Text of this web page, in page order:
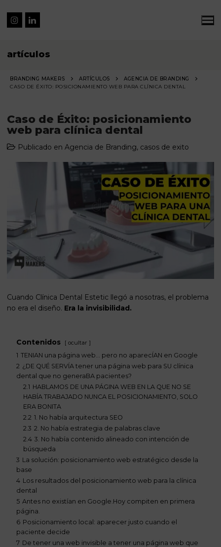
artículos
BRANDING MAKERS ARTÍCULOS
AGENCIA DE BRANDING
CASO DE ÉXITO: POSICIONAMIENTO WEB PARA CLÍNICA DENTAL
Caso de Éxito: posicionamiento
web para clínica dental
Publicado en Agencia de Branding, casos de exito
Cuando Clínica Dental Estetic llegó a nosotras, el problema
no era el diseño. Era la invisibilidad.
Contenidos ocultar
1 TENIAN una página web… pero no aparecÍAN en Google
2 ¿DE QUÉ SERVÍA tener una página web para SU clínica
dental que no generaBA pacientes?
2.1 HABLAMOS DE UNA PÁGINA WEB EN LA QUE NO SE
HABÍA TRABAJADO NUNCA EL POSICIONAMIENTO, SOLO
ERA BONITA
2.2 1. No había arquitectura SEO
2.3 2. No había estrategia de palabras clave
2.4 3. No había contenido alineado con intención de
búsqueda
3 La solución: posicionamiento web estratégico desde la
base
4 Los resultados del posicionamiento web para la clínica
dental
5 Antes no existían en Google.Hoy compiten en primera
página.
6 Posicionamiento local: aparecer justo cuando el
paciente decide
7 De tener una web invisible a tener una página web que